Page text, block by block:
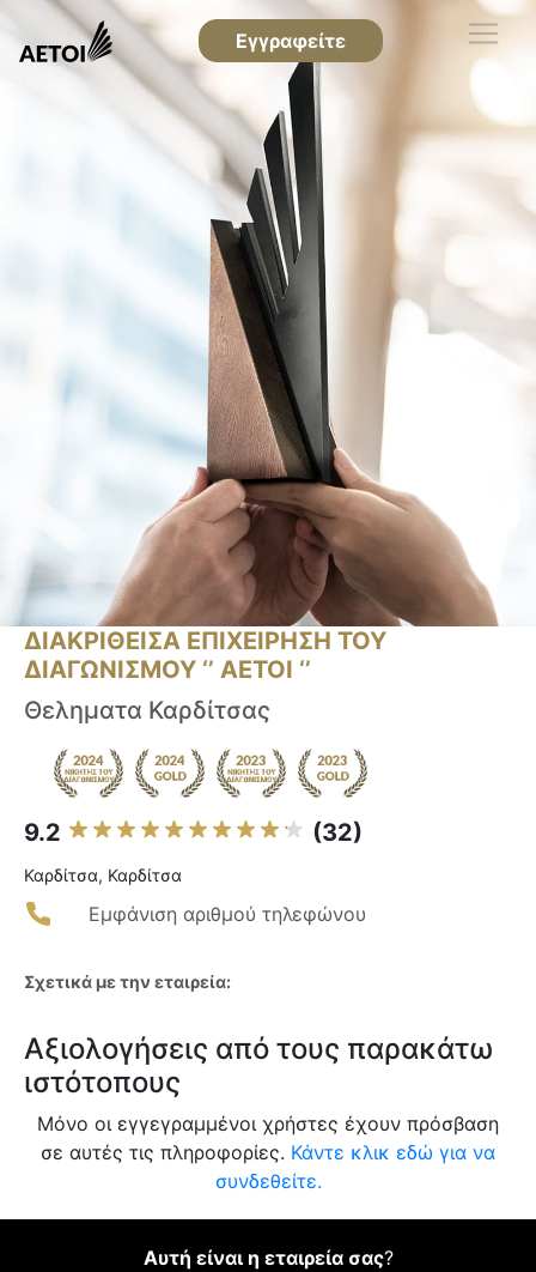
Εγγραφείτε
ΔΙΑΚΡΙΘΕΙΣΑ ΕΠΙΧΕΙΡΗΣΗ ΤΟΥ
ΔΙΑΓΩΝΙΣΜΟΥ ‘’ ΑΕΤΟΙ ‘’
Θεληματα Καρδίτσας
9.2 (32)
Καρδίτσα, Καρδίτσα
Εμφάνιση αριθμού τηλεφώνου
Σχετικά με την εταιρεία:
Αξιολογήσεις από τους παρακάτω
ιστότοπους
Μόνο οι εγγεγραμμένοι χρήστες έχουν πρόσβαση
σε αυτές τις πληροφορίες. Κάντε κλικ εδώ για να
συνδεθείτε.
Αυτή είναι η εταιρεία σας?